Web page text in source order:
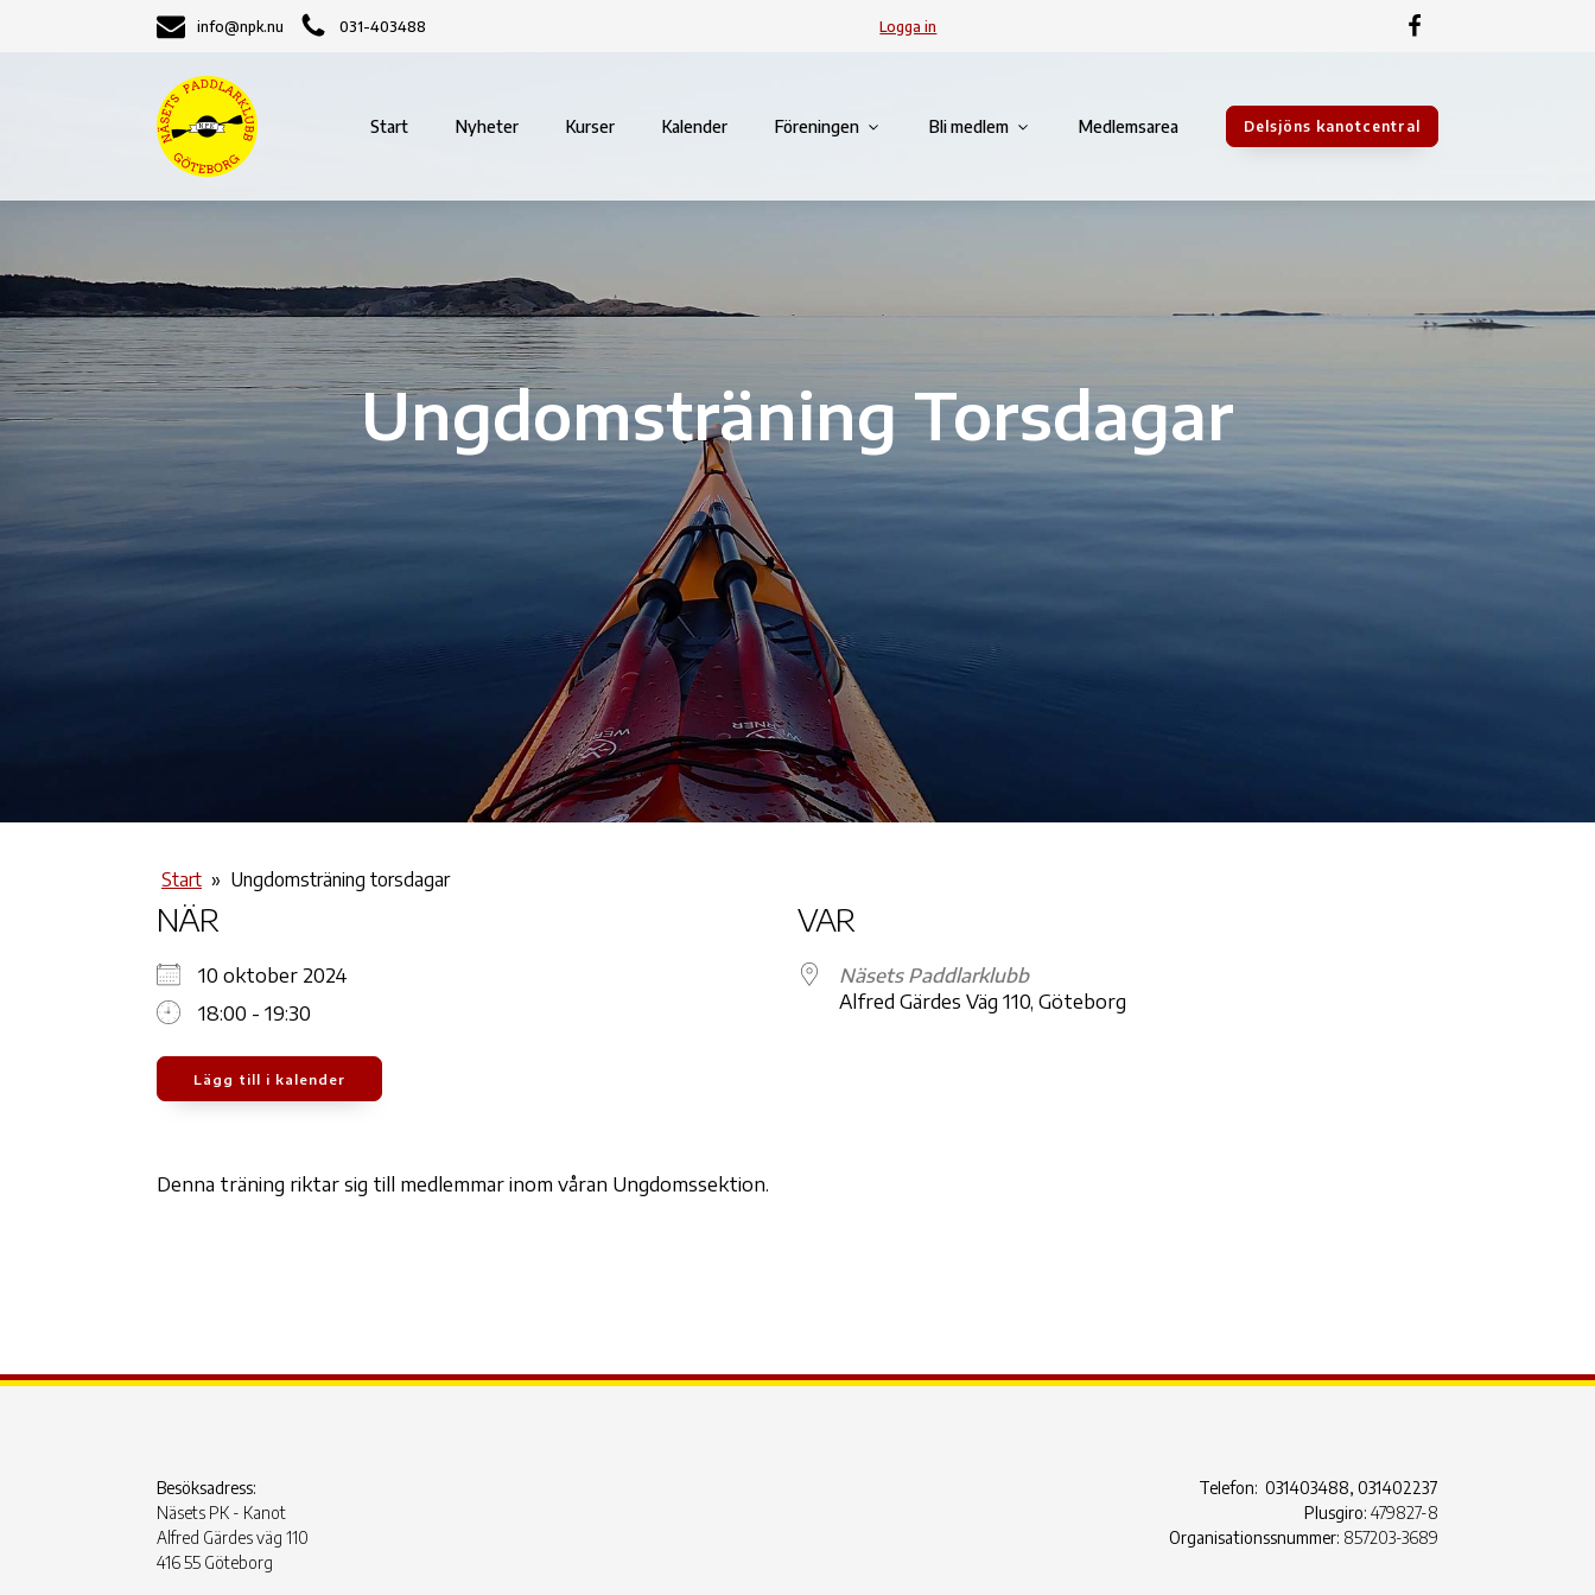
info@npk.nu 031-403488 Logga in
Start Nyheter Kurser Kalender Föreningen Bli medlem Medlemsarea Delsjöns kanotcentral
Ungdomsträning Torsdagar
Start » Ungdomsträning torsdagar
NÄR
10 oktober 2024
18:00 - 19:30
Lägg till i kalender
VAR
Näsets Paddlarklubb
Alfred Gärdes Väg 110, Göteborg
Denna träning riktar sig till medlemmar inom våran Ungdomssektion.
Besöksadress:
Näsets PK - Kanot
Alfred Gärdes väg 110
416 55 Göteborg
Telefon: 031403488, 031402237
Plusgiro: 479827-8
Organisationssnummer: 857203-3689